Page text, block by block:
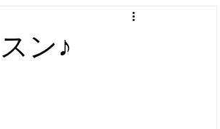
ン♪